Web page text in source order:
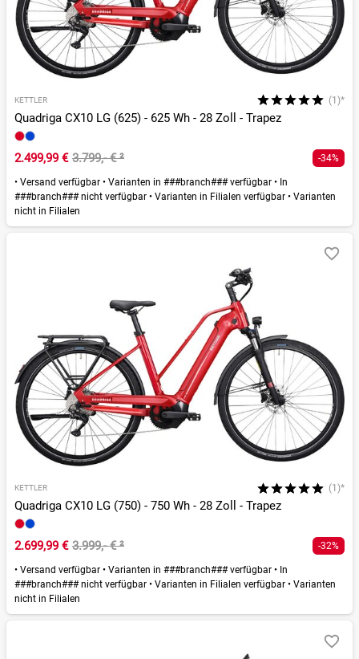
KETTLER (1)*
Quadriga CX10 LG (625) - 625 Wh - 28 Zoll - Trapez
2.499,99 € 3.799,- €² -34%
• Versand verfügbar • Varianten in ###branch### verfügbar • In
###branch### nicht verfügbar • Varianten in Filialen verfügbar • Varianten
nicht in Filialen
KETTLER (1)*
Quadriga CX10 LG (750) - 750 Wh - 28 Zoll - Trapez
2.699,99 € 3.999,- €² -32%
• Versand verfügbar • Varianten in ###branch### verfügbar • In
###branch### nicht verfügbar • Varianten in Filialen verfügbar • Varianten
nicht in Filialen